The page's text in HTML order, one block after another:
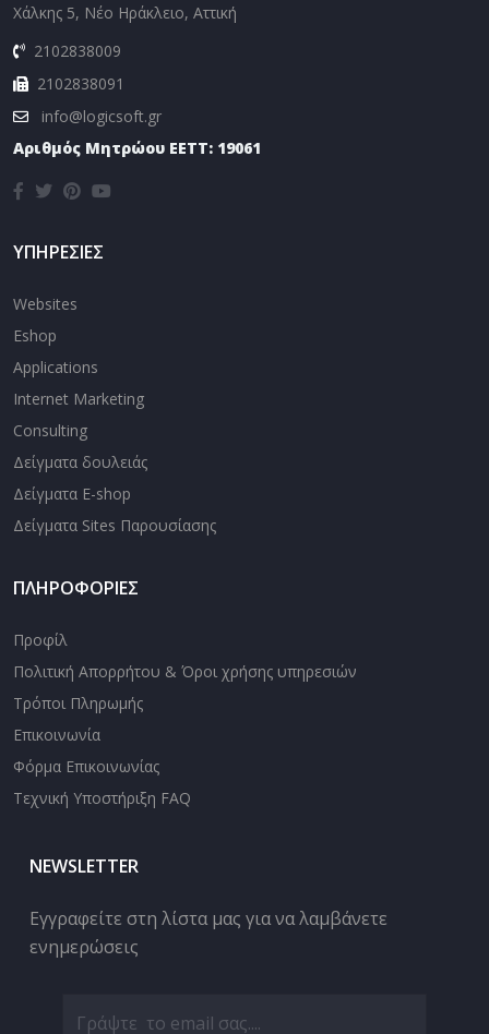
Χάλκης 5, Νέο Ηράκλειο, Αττική
2102838009
2102838091
info@logicsoft.gr
Αριθμός Μητρώου EETT: 19061
ΥΠΗΡΕΣΙΕΣ
Websites
Eshop
Applications
Internet Marketing
Consulting
Δείγματα δουλειάς
Δείγματα E-shop
Δείγματα Sites Παρουσίασης
ΠΛΗΡΟΦΟΡΙΕΣ
Προφίλ
Πολιτική Απορρήτου & Όροι χρήσης υπηρεσιών
Τρόποι Πληρωμής
Επικοινωνία
Φόρμα Επικοινωνίας
Τεχνική Υποστήριξη FAQ
NEWSLETTER
Εγγραφείτε στη λίστα μας για να λαμβάνετε
ενημερώσεις